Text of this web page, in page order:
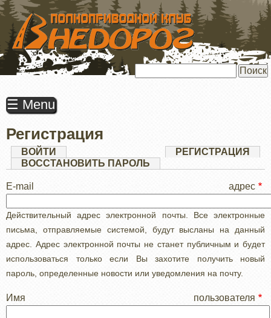
ПЕРЕЙТИ
ОСНОВНОМУ
СОДЕРЖАНИЮ
☰ Menu
Регистрация
Главные
вкладки
ВОЙТИ РЕГИСТРАЦИЯ
ВОССТАНОВИТЬ ПАРОЛЬ
E-mail адрес
Действительный адрес электронной почты. Все электронные
письма, отправляемые системой, будут высланы на данный
адрес. Адрес электронной почты не станет публичным и будет
использоваться только если Вы захотите получить новый
пароль, определенные новости или уведомления на почту.
Имя пользователя